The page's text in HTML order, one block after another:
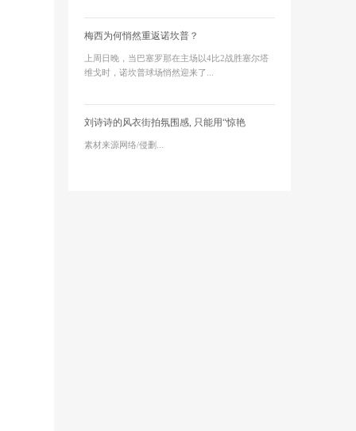
梅西为何悄然重返诺坎普？
上周日晚，当巴塞罗那在主场以4比2战胜塞尔塔
维戈时，诺坎普球场悄然迎来了...
刘诗诗的风衣街拍氛围感, 只能用“惊艳
素材来源网络/侵删...